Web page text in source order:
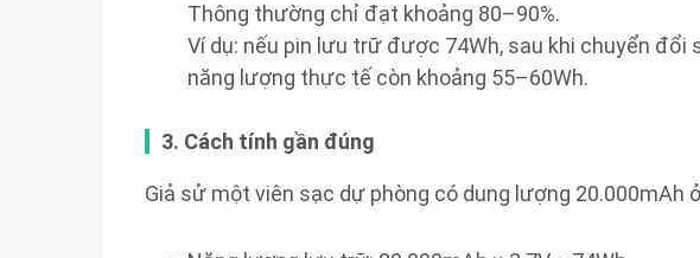
Thông thường chỉ đạt khoảng 80–90%.
Ví dụ: nếu pin lưu trữ được 74Wh, sau khi chuyển đổi
năng lượng thực tế còn khoảng 55–60Wh.
3. Cách tính gần đúng
Giả sử một viên sạc dự phòng có dung lượng 20.000mAh